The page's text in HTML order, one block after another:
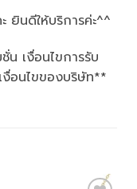
ยินดีให้บริการค่ะ^^
น เงื่อนไขการรับ
งื่อนไขของบริษัท**